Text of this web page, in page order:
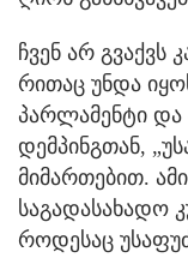
ჩვენ არ
რითაც უნდა
პარლამენტი
დემპინგთან,
მიმართებით.
საგადასახადო
როდესაც